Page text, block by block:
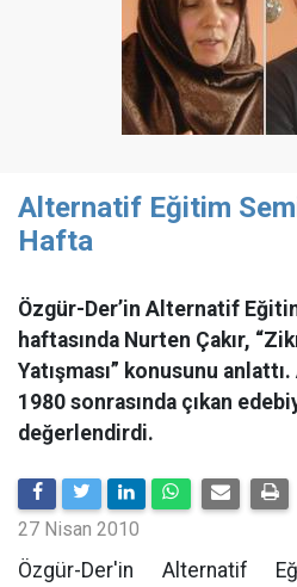
Alternatif Eğitim
Hafta
Özgür-Der’in Alternatif
haftasında Nurten Çakır,
Yatışması” konusunu
1980 sonrasında çıkan
değerlendirdi.
27 Nisan 2010
Özgür-Der'in Alternatif